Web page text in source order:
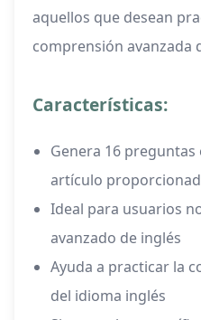
aquellos que desean
comprensión avanzada
Características:
Genera 16 preguntas
artículo
Ideal para usuarios
avanzado de inglés
Ayuda a practicar la
del idioma inglés